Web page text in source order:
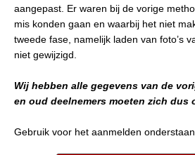
aangepast. Er waren bij de vorige
mis konden gaan en waarbij het niet
tweede fase, namelijk laden van foto’s
niet gewijzigd.
Wij hebben alle gegevens van de
en oud deelnemers moeten zich dus
Gebruik voor het aanmelden